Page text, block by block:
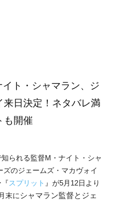
イト・シャマラン、ジ
来日決定！ネタバレ満
も開催
知られる監督M・ナイト・シャ
ズのジェームズ・マカヴォイ
スプリット 』が5月12日より
末に シャマラン監督とジェ